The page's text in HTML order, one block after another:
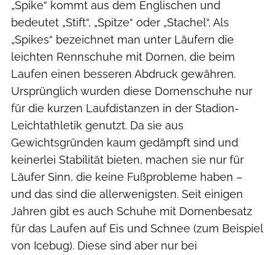
„Spike“ kommt aus dem Englischen und
bedeutet „Stift“, „Spitze“ oder „Stachel“. Als
„Spikes“ bezeichnet man unter Läufern die
leichten Rennschuhe mit Dornen, die beim
Laufen einen besseren Abdruck gewähren.
Ursprünglich wurden diese Dornenschuhe nur
für die kurzen Laufdistanzen in der Stadion-
Leichtathletik genutzt. Da sie aus
Gewichtsgründen kaum gedämpft sind und
keinerlei Stabilität bieten, machen sie nur für
Läufer Sinn, die keine Fußprobleme haben –
und das sind die allerwenigsten. Seit einigen
Jahren gibt es auch Schuhe mit Dornenbesatz
für das Laufen auf Eis und Schnee (zum Beispiel
von Icebug). Diese sind aber nur bei